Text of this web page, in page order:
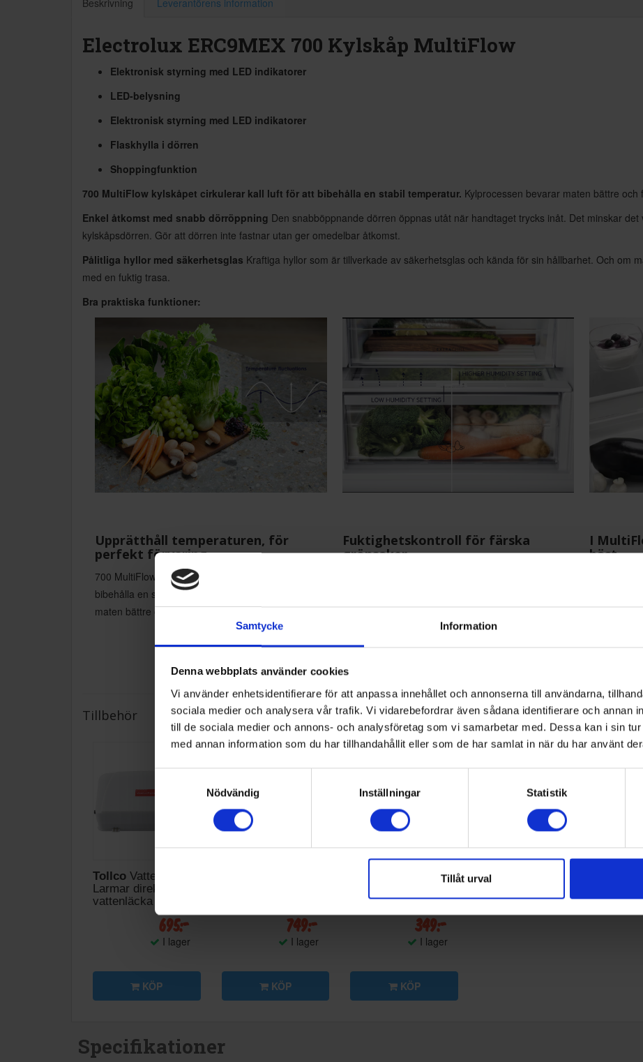
Samtycke Information
Denna webbplats använder cookies
Vi använder enhetsidentifierare för att anpassa innehållet och annonserna till användarna,
sociala medier och analysera vår trafik. Vi vidarebefordrar även sådana identifierare och annan
till de sociala medier och annons- och analysföretag som vi samarbetar med. Dessa kan i sin
med annan information som du har tillhandahållit eller som de har samlat in när du har använt
Nödvändig
Inställningar Statistik
Tillåt urval
Beskrivning Leverantörens information
Electrolux ERC9MEX 700 Kylskåp MultiFlow
Elektronisk styrning med LED indikatorer
LED-belysning
Elektronisk styrning med LED indikatorer
Flaskhylla i dörren
Shoppingfunktion
700 MultiFlow kylskåpet cirkulerar kall luft för att bibehålla en stabil temperatur. Kylprocessen bevarar maten bättre
Enkel åtkomst med snabb dörröppning Den snabböppnande dörren öppnas utåt när handtaget trycks inåt. Det minskar
kylskåpsdörren. Gör att dörren inte fastnar utan ger omedelbar åtkomst.
Pålitliga hyllor med säkerhetsglas Kraftiga hyllor som är tillverkade av säkerhetsglas och kända för sin hållbarhet. Och om
med en fuktig trasa.
Bra praktiska funktioner:
Upprätthåll temperaturen, för
perfekt förvaring
700 MultiFlow kylskåpet cirkulerar kall luft för att
bibehålla en stabil temperatur. Kylprocessen bevarar
maten bättre och förhindrar att den torkar ut.
Fuktighetskontroll för färska
grönsaker
luftfuktigheten skapas den bästa miljön för förvaring
av mat. Stänger man ventilerna skapas det perfekta
utrymmet för att förvara örter och bladgrönsaker,
I
bäst
förhindrar
miljö som
handlar.
Tillbehör
Tollco Vattenlarm -
Larmar direkt vid
vattenläcka
695:-
I lager
KÖP
749:-
I lager
KÖP
60cm (kyla)
349:-
I lager
KÖP
Specifikationer